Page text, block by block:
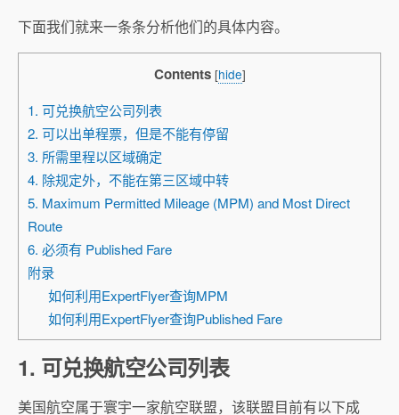
下面我们就来一条条分析他们的具体内容。
Contents [hide]
1. 可兑换航空公司列表
2. 可以出单程票，但是不能有停留
3. 所需里程以区域确定
4. 除规定外，不能在第三区域中转
5. Maximum Permitted Mileage (MPM) and Most Direct
Route
6. 必须有 Published Fare
附录
如何利用ExpertFlyer查询MPM
如何利用ExpertFlyer查询Published Fare
1. 可兑换航空公司列表
美国航空属于寰宇一家航空联盟，该联盟目前有以下成